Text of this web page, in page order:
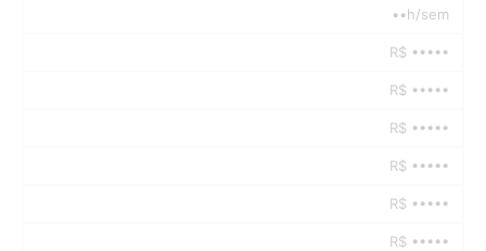
••h/sem
R$ •••••
R$ •••••
R$ •••••
R$ •••••
R$ •••••
R$ •••••